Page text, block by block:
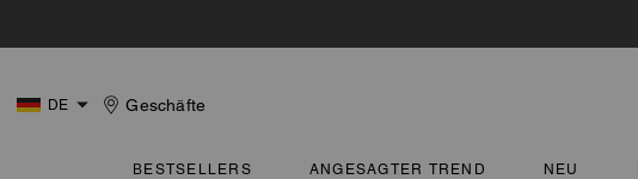
DE Geschäfte
BESTSELLERS ANGESAGTER TREND NEU